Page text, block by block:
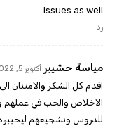
issues as well..
رد
مياسة حشيبر أكتوبر 5, 2022 في 1:10 ص
اقدم كل الشكر والامتنان
الاخلاص والحب في عملهم و
للدروس وتشجيعهم